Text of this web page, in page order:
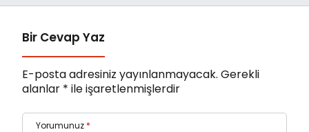
Bir Cevap Yaz
E-posta adresiniz yayınlanmayacak. Gerekli
alanlar * ile işaretlenmişlerdir
Yorumunuz *